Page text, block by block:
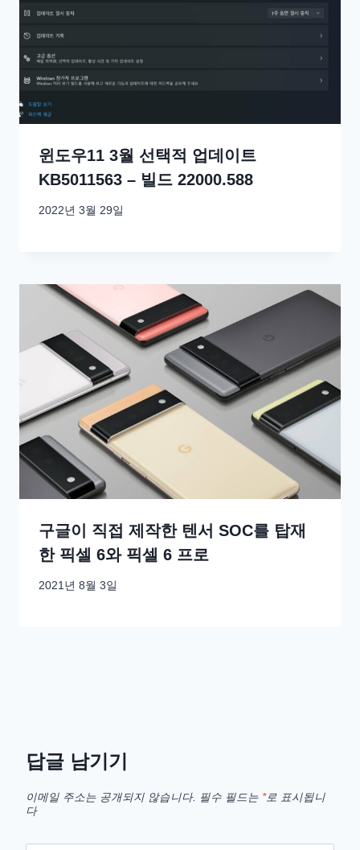
윈도우11 3월 선택적 업데이트
KB5011563 – 빌드 22000.588
2022년 3월 29일
구글이 직접 제작한 텐서 SOC를 탑재
한 픽셀 6와 픽셀 6 프로
2021년 8월 3일
답글 남기기
이메일 주소는 공개되지 않습니다. 필수 필드는 *로 표시됩니
다